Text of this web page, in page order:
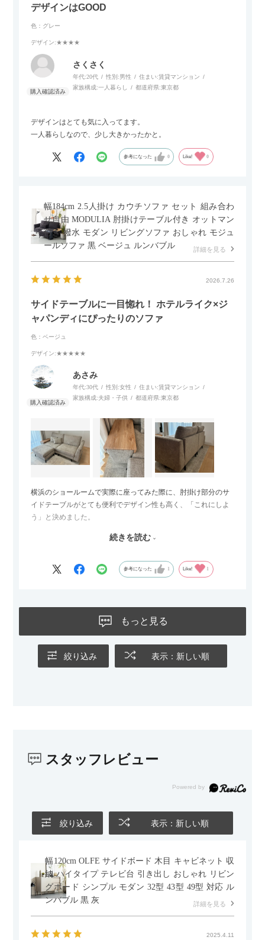
デザインはGOOD
色：グレー
デザイン:★★★★
さくさく
年代:20代 性別:男性 住まい:賃貸マンション
家族構成:一人暮らし 都道府県:東京都
デザインはとても気に入ってます。
一人暮らしなので、少し大きかったかと。
参考になった 0 Like! 0
幅184cm 2.5人掛け カウチソファ セット 組み合わ
せ自由 MODULIA 肘掛けテーブル付き オットマン
付き 撥水 モダン リビングソファ おしゃれ モジュ
ールソファ 黒 ベージュ ルンバブル
詳細を見る
2026.7.26
サイドテーブルに一目惚れ！ ホテルライク×ジ
ャパンディにぴったりのソファ
色：ベージュ
デザイン:★★★★★
あさみ
年代:30代 性別:女性 住まい:賃貸マンション
家族構成:夫婦・子供 都道府県:東京都
横浜のショールームで実際に座ってみた際に、肘掛け部分のサ
イドテーブルがとても便利でデザイン性も高く、「これにしよ
う」と決めました。
サイズは2.5人掛けですが、幅184cmとコンパクトなので圧迫感
グとのバランスもぴったりで、リビング全体がすっきり見えま
ないのもお気に入りのポイントです。さらに、わが家はソファ
の後ろ側を通ることも多い間取りなので、背面まできれいに仕
ても美しく、空間の印象を損ないません。
また、カウチのように足を伸ばしてくつろげるスタイルが理想
かせるため、普段はカウチとして使い、来客時には離してスツ
す。
続きを読む
参考になった Like!
もっと見る
絞り込み 表示：新しい順
スタッフレビュー
絞り込み 表示：新しい順
幅120cm OLFE サイドボード 木目 キャビネット 収
納 ハイタイプ テレビ台 引き出し おしゃれ リビン
グボード シンプル モダン 32型 43型 49型 対応 ル
ンバブル 黒 灰
詳細を見る
2025.4.11